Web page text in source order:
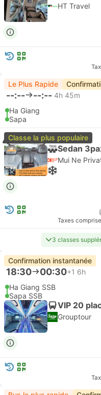
HT Travel
Le Plus Rapide
--:-- --:-- 4h 45m
Ha Giang
Sapa
Classe la plus populaire
Sedan
Mui Ne
Taxes
3 classes
Confirmation instantanée
18:30 00:30+1 6h
Ha Giang SSB
Sapa SSB
VIP 20
Grouptour